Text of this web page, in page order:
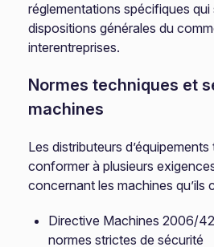
réglementations spécifiques qui
dispositions générales du
interentreprises.
Normes techniques et
machines
Les distributeurs
conformer à plusieurs
concernant les machines qu’ils
Directive Machines 2006/
normes strictes de sécurité